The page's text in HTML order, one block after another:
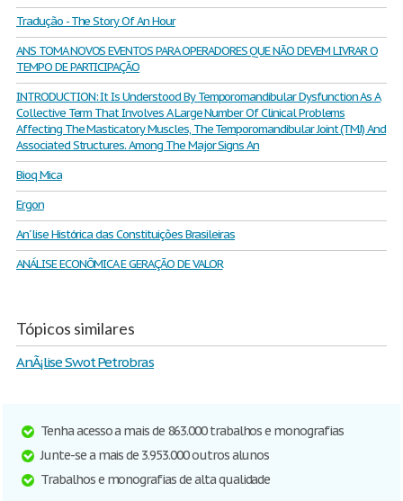
Tradução - The Story Of An Hour
ANS TOMA NOVOS EVENTOS PARA OPERADORES QUE NÃO DEVEM LIVRAR O
TEMPO DE PARTICIPAÇÃO
INTRODUCTION: It Is Understood By Temporomandibular Dysfunction As A
Collective Term That Involves A Large Number Of Clinical Problems
Affecting The Masticatory Muscles, The Temporomandibular Joint (TMJ) And
Associated Structures. Among The Major Signs An
Bioq Mica
Ergon
An´lise Histórica das Constituições Brasileiras
ANÁLISE ECONÔMICA E GERAÇÃO DE VALOR
Tópicos similares
AnÃ¡lise Swot Petrobras
Tenha acesso a mais de 863.000 trabalhos e monografias
Junte-se a mais de 3.953.000 outros alunos
Trabalhos e monografias de alta qualidade